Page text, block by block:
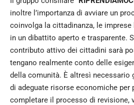
inoltre l’importanza di avviare un
coinvolga la cittadinanza, le
in un dibattito aperto e trasparente.
contributo attivo dei cittadini sarà
tengano realmente conto delle
della comunità. È altresì necessario
di adeguate risorse economiche per
completare il processo di revisione,